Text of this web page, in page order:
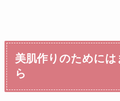
美肌作りのために
ら